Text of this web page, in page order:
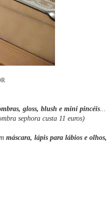
gloss, blush e mini pincéis...
sephora custa 11 euros)
máscara, lápis para lábios e olhos,